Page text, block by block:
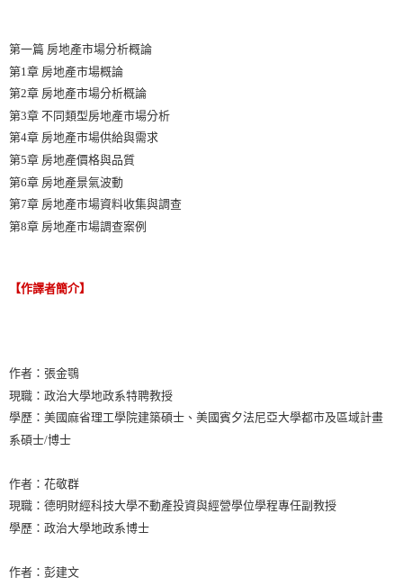
第一篇 房地產市場分析概論
第1章 房地產市場概論
第2章 房地產市場分析概論
第3章 不同類型房地產市場分析
第4章 房地產市場供給與需求
第5章 房地產價格與品質
第6章 房地產景氣波動
第7章 房地產市場資料收集與調查
第8章 房地產市場調查案例
【作譯者簡介】
作者：張金鶚
現職：政治大學地政系特聘教授
學歷：美國麻省理工學院建築碩士、美國賓夕法尼亞大學都市及區域計畫
系碩士/博士
作者：花敬群
現職：德明財經科技大學不動產投資與經營學位學程專任副教授
學歷：政治大學地政系博士
作者：彭建文